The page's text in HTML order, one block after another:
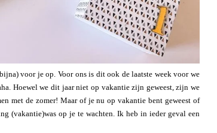
voor je op. Voor ons is dit ook de laatste week voor we
Hoewel we dit jaar niet op vakantie zijn geweest, zijn we
met de zomer! Maar of je nu op vakantie bent geweest of
(vakantie)was op je te wachten. Ik heb in ieder geval een